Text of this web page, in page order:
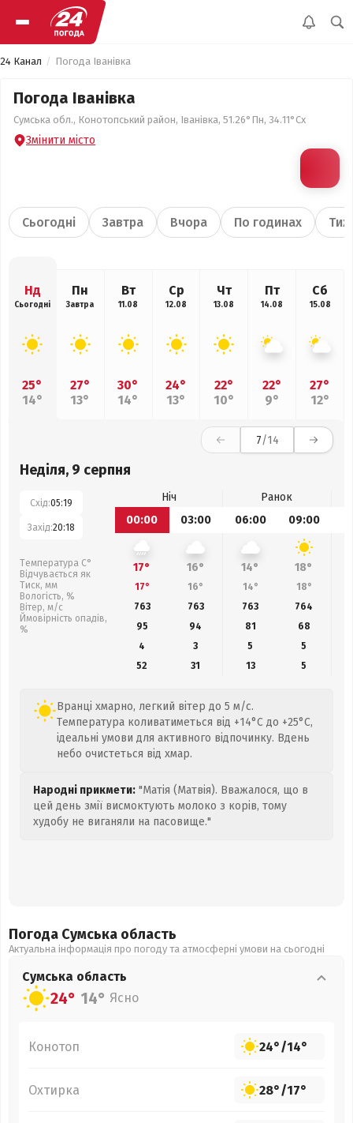
24 Канал Погода Іванівка
Погода Іванівка
Сумська обл., Конотопський район, Іванівка, 51.26°Пн, 34.11°Сх
Змінити місто
Сьогодні Завтра Вчора По годинах
Нд
Сьогодні
25°
14°
Пн
Завтра
27°
13°
Вт
11.08
30°
14°
Ср
12.08
24°
13°
Чт
13.08
22°
10°
Пт
14.08
22°
9°
Сб
15.08
27°
12°
7/14
Неділя, 9 серпня
Схід:05:19
Захід:20:18
Температура С°
Відчувається як
Тиск, мм
Вологість, %
Вітер, м/с
Ймовірність опадів,
%
Ніч
Ранок
00:00
03:00 06:00 09:00
17° 16° 14° 18°
17° 16° 14° 18°
763
763 763 764
95
94 81 68
4
3 5
5
52
31 13 5
Вранці хмарно, легкий вітер до 5 м/с.
Температура коливатиметься від +14°C до +25°C,
ідеальні умови для активного відпочинку. Вдень
небо очистеться від хмар.
Народні прикмети: "Матія (Матвія). Вважалося, що в
цей день змії висмоктують молоко з корів, тому
худобу не виганяли на пасовище."
Погода Сумська область
Актуальна інформація про погоду та атмосферні умови на сьогодні
Сумська область
24° 14° Ясно
Конотоп 24°/14°
Охтирка 28°/17°